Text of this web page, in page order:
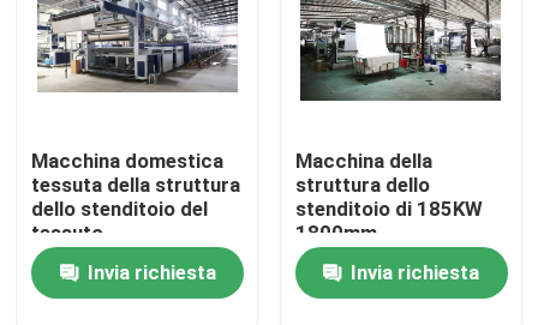
Casa
Chi siamo
Contatti
Macchina domestica
tessuta della struttura
dello stenditoio del
tessuto
Invia richiesta
Macchina della
struttura dello
stenditoio di 185KW
1800mm
Invia richiesta